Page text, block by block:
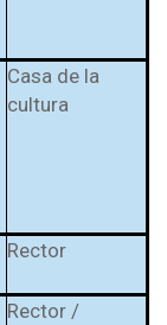
Casa de la
cultura
Rector
Rector /